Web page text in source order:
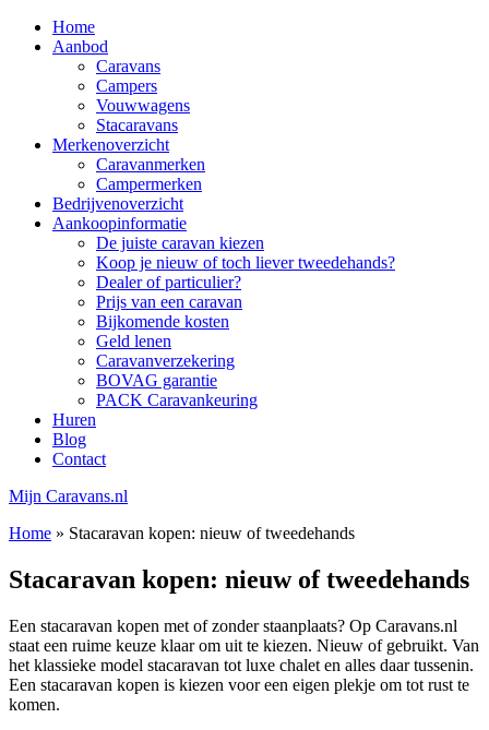
Home
Aanbod
Caravans
Campers
Vouwwagens
Stacaravans
Merkenoverzicht
Caravanmerken
Campermerken
Bedrijvenoverzicht
Aankoopinformatie
De juiste caravan kiezen
Koop je nieuw of toch liever tweedehands?
Dealer of particulier?
Prijs van een caravan
Bijkomende kosten
Geld lenen
Caravanverzekering
BOVAG garantie
PACK Caravankeuring
Huren
Blog
Contact
Mijn Caravans.nl
Home » Stacaravan kopen: nieuw of tweedehands
Stacaravan kopen: nieuw of tweedehands
Een stacaravan kopen met of zonder staanplaats? Op Caravans.nl
staat een ruime keuze klaar om uit te kiezen. Nieuw of gebruikt. Van
het klassieke model stacaravan tot luxe chalet en alles daar tussenin.
Een stacaravan kopen is kiezen voor een eigen plekje om tot rust te
komen.